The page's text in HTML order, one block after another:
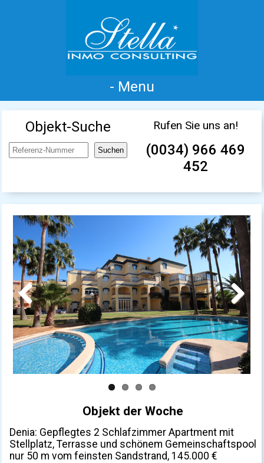
- Menu
Inicio Costa Blanca Venta Alquiler
Nueva Construcción
Testimonios
Contacto
Objekt-Suche Rufen Sie uns an!
(0034) 966 469
452
Previous Next
Objekt der Woche
Denia: Gepflegtes 2 Schlafzimmer Apartment mit
Stellplatz, Terrasse und schönem Gemeinschaftspool
nur 50 m vom feinsten Sandstrand, 145.000 €